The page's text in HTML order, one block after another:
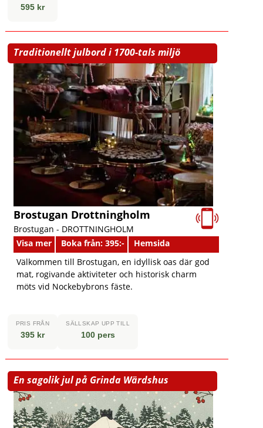
595 kr
Traditionellt julbord i 1700-tals miljö
Brostugan Drottningholm
Brostugan - DROTTNINGHOLM
Visa mer
Boka från: 395:-
Hemsida
Välkommen till Brostugan, en idyllisk oas där god
mat, rogivande aktiviteter och historisk charm
möts vid Nockebybrons fäste.
PRIS FRÅN
395 kr
SÄLLSKAP UPP TILL
100 pers
En sagolik jul på Grinda Wärdshus